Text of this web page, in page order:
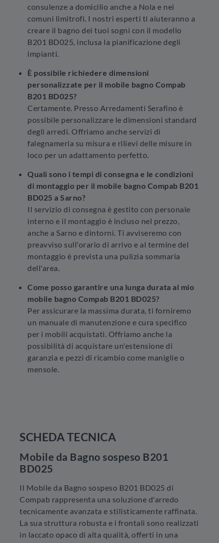
consulenze a domicilio anche a Nola e nei
comuni limitrofi. I nostri esperti ti aiuteranno a
creare il bagno dei tuoi sogni con il modello
B201 BD025, inclusa la pianificazione degli
impianti.
È possibile richiedere dimensioni
personalizzate per il mobile bagno Compab
B201 BD025?
Certamente. Presso Arredamenti Serafino è
possibile personalizzare le dimensioni standard
degli arredi. Offriamo anche servizi di
falegnameria su misura e rilievi delle misure in
loco per un adattamento perfetto.
Quali sono i tempi di consegna e le condizioni
di montaggio per il mobile bagno Compab B201
BD025 a Sarno?
Il servizio di consegna è gestito con personale
interno e il montaggio è incluso nel prezzo,
anche a Sarno e dintorni. Ti avviseremo con
preavviso sull'orario di arrivo e al termine del
montaggio è prevista una pulizia sommaria
dell'area.
Come posso garantire una lunga durata al mio
mobile bagno Compab B201 BD025?
Per assicurare la massima durata, ti forniremo
un manuale di manutenzione e cura specifico
per i mobili acquistati. Offriamo anche la
possibilità di acquistare un'estensione di
garanzia e pezzi di ricambio come maniglie o
mensole.
SCHEDA TECNICA
Mobile da Bagno sospeso B201
BD025
Il Mobile da Bagno sospeso B201 BD025 di
Compab rappresenta una soluzione d'arredo
tecnicamente avanzata e stilisticamente raffinata.
La sua struttura robusta e i frontali sono realizzati
in laccato opaco di alta qualità, offerti in una